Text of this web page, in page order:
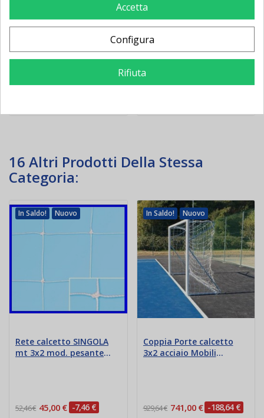
302,56 € 231,00 € -71,56 €
manuale a gesso
434,32 € 378,00 € -56,32 €
16 Altri Prodotti Della Stessa
Categoria:
In Saldo! Nuovo
Rete calcetto SINGOLA
mt 3x2 mod. pesante
52,46 € 45,00 € -7,46 €
In Saldo! Nuovo
Coppia Porte calcetto
3x2 acciaio Mobili
929,64 € 741,00 € -188,64 €
Accetta
Configura
Rifiuta